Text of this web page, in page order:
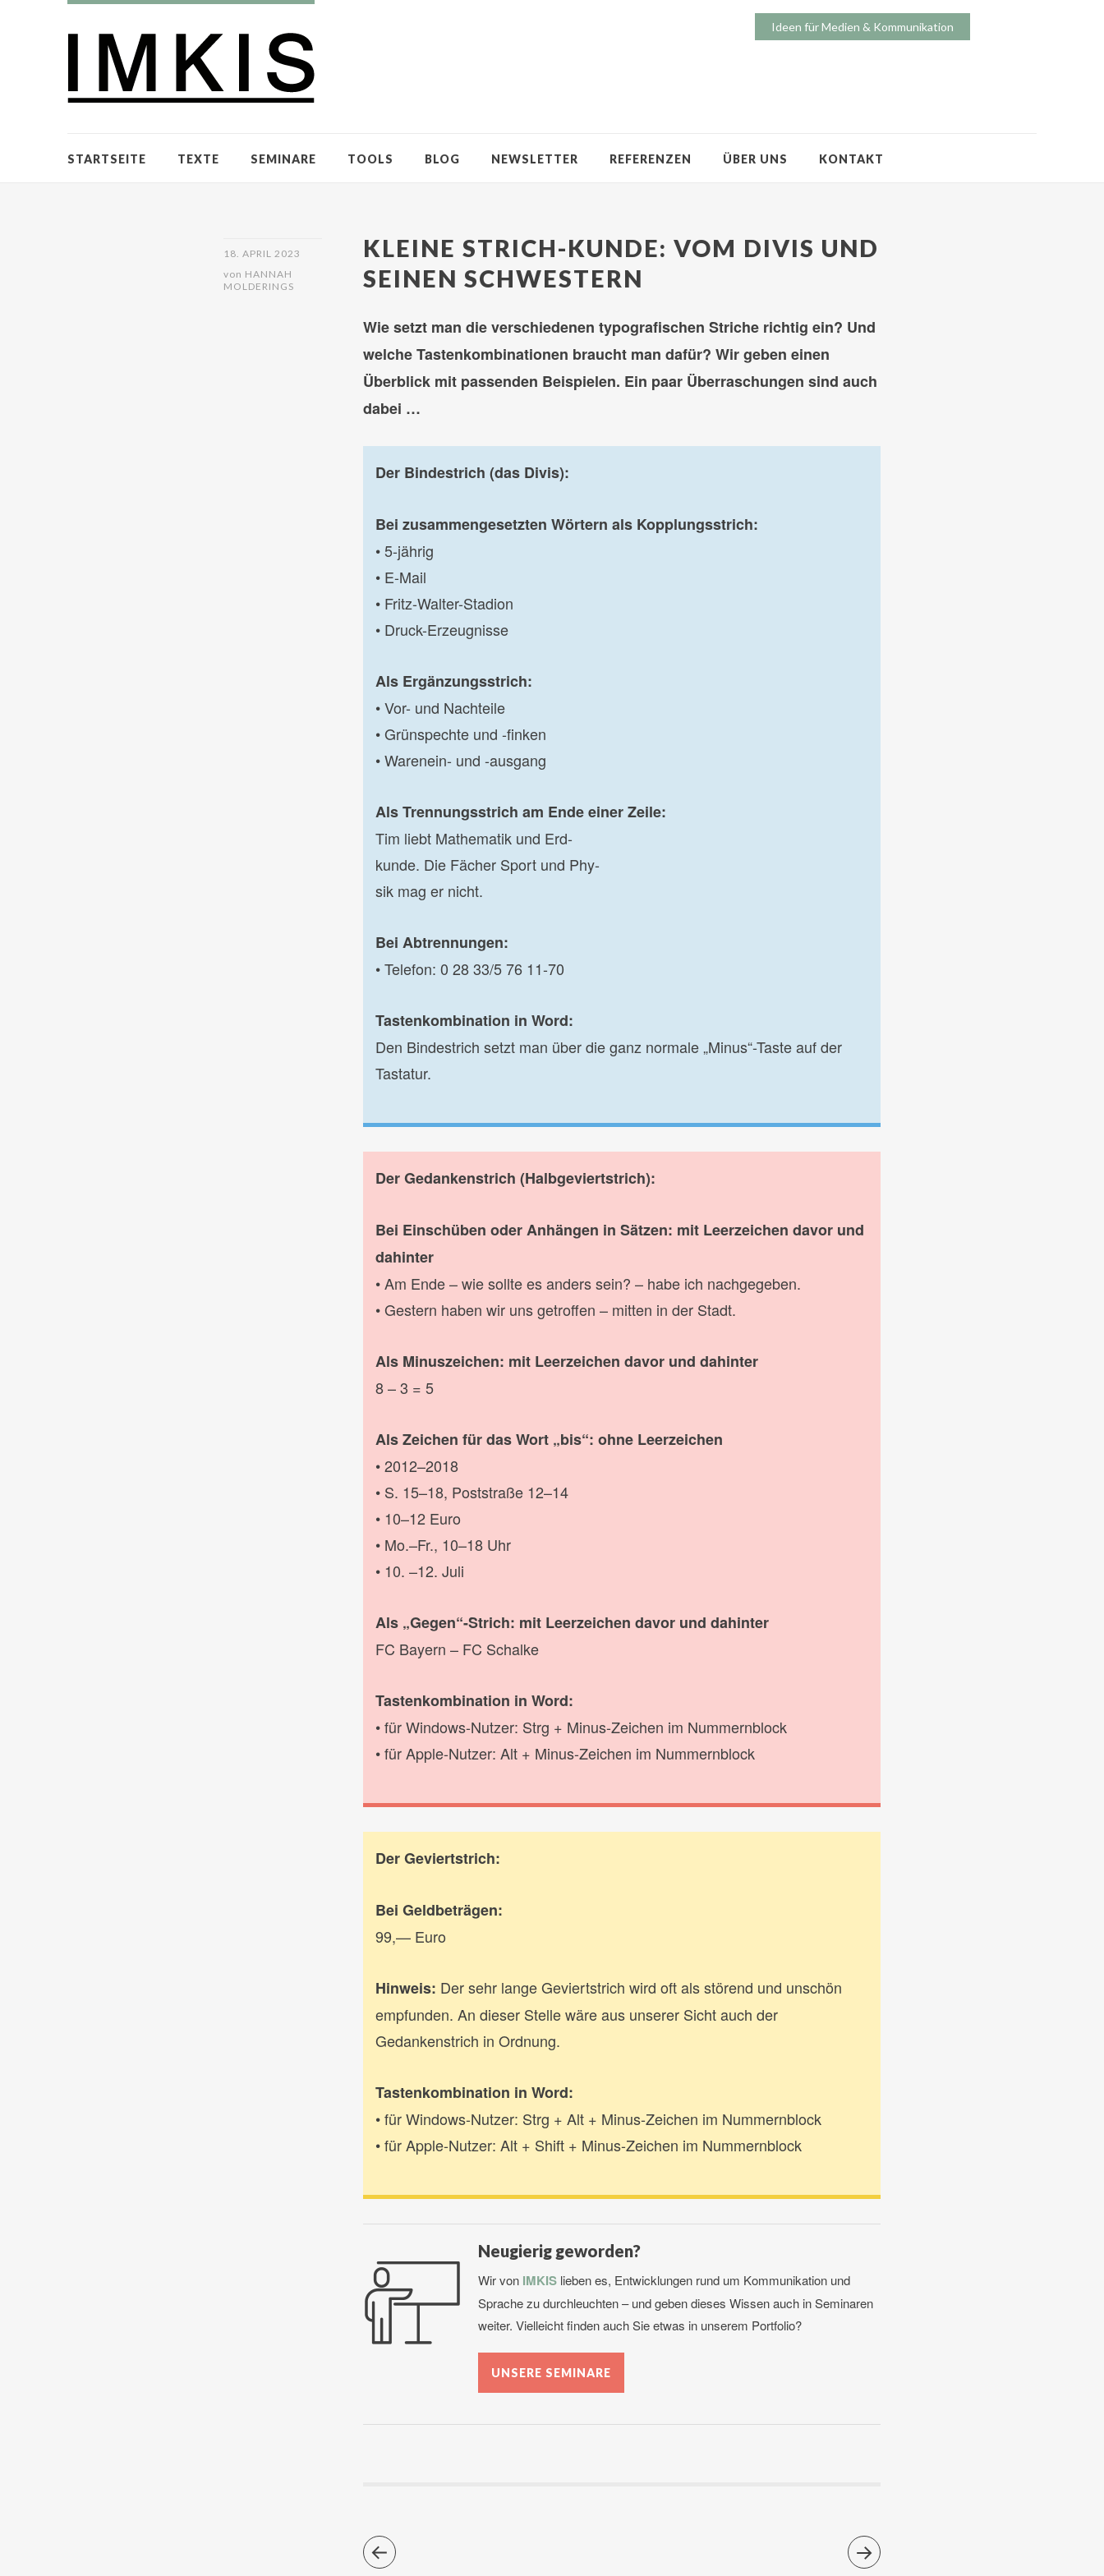
Ideen für Medien & Kommunikation
STARTSEITE TEXTE SEMINARE TOOLS BLOG NEWSLETTER REFERENZEN ÜBER UNS KONTAKT
18. APRIL 2023
von HANNAH
MOLDERINGS
KLEINE STRICH-KUNDE: VOM DIVIS UND
SEINEN SCHWESTERN
Wie setzt man die verschiedenen typografischen Striche richtig ein? Und
welche Tastenkombinationen braucht man dafür? Wir geben einen
Überblick mit passenden Beispielen. Ein paar Überraschungen sind auch
dabei …
Der Bindestrich (das Divis):
Bei zusammengesetzten Wörtern als Kopplungsstrich:
• 5-jährig
• E-Mail
• Fritz-Walter-Stadion
• Druck-Erzeugnisse
Als Ergänzungsstrich:
• Vor- und Nachteile
• Grünspechte und -finken
• Warenein- und -ausgang
Als Trennungsstrich am Ende einer Zeile:
Tim liebt Mathematik und Erd-
kunde. Die Fächer Sport und Phy-
sik mag er nicht.
Bei Abtrennungen:
• Telefon: 0 28 33/5 76 11-70
Tastenkombination in Word:
Den Bindestrich setzt man über die ganz normale „Minus“-Taste auf der
Tastatur.
Der Gedankenstrich (Halbgeviertstrich):
Bei Einschüben oder Anhängen in Sätzen: mit Leerzeichen davor und
dahinter
• Am Ende – wie sollte es anders sein? – habe ich nachgegeben.
• Gestern haben wir uns getroffen – mitten in der Stadt.
Als Minuszeichen: mit Leerzeichen davor und dahinter
8 – 3 = 5
Als Zeichen für das Wort „bis“: ohne Leerzeichen
• 2012–2018
• S. 15–18, Poststraße 12–14
• 10–12 Euro
• Mo.–Fr., 10–18 Uhr
• 10. –12. Juli
Als „Gegen“-Strich: mit Leerzeichen davor und dahinter
FC Bayern – FC Schalke
Tastenkombination in Word:
• für Windows-Nutzer: Strg + Minus-Zeichen im Nummernblock
• für Apple-Nutzer: Alt + Minus-Zeichen im Nummernblock
Der Geviertstrich:
Bei Geldbeträgen:
99,— Euro
Hinweis: Der sehr lange Geviertstrich wird oft als störend und unschön
empfunden. An dieser Stelle wäre aus unserer Sicht auch der
Gedankenstrich in Ordnung.
Tastenkombination in Word:
• für Windows-Nutzer: Strg + Alt + Minus-Zeichen im Nummernblock
• für Apple-Nutzer: Alt + Shift + Minus-Zeichen im Nummernblock
Neugierig geworden?
Wir von IMKIS lieben es, Entwicklungen rund um Kommunikation und
Sprache zu durchleuchten – und geben dieses Wissen auch in Seminaren
weiter. Vielleicht finden auch Sie etwas in unserem Portfolio?
UNSERE SEMINARE